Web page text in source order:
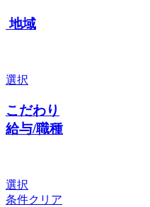
地域
選択
こだわり
給与/職種
選択
条件クリア